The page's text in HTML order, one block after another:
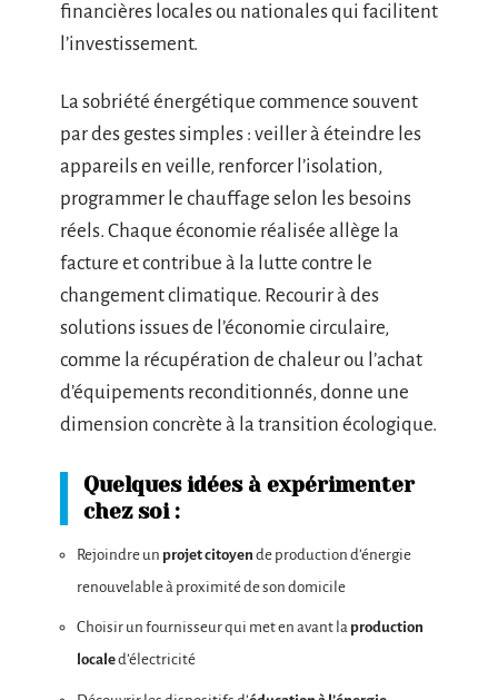
financières locales ou nationales qui facilitent
l’investissement.
La sobriété énergétique commence souvent
par des gestes simples : veiller à éteindre les
appareils en veille, renforcer l’isolation,
programmer le chauffage selon les besoins
réels. Chaque économie réalisée allège la
facture et contribue à la lutte contre le
changement climatique. Recourir à des
solutions issues de l’économie circulaire,
comme la récupération de chaleur ou l’achat
d’équipements reconditionnés, donne une
dimension concrète à la transition écologique.
Quelques idées à expérimenter
chez soi :
Rejoindre un projet citoyen de production d’énergie
renouvelable à proximité de son domicile
Choisir un fournisseur qui met en avant la production
localed’électricité